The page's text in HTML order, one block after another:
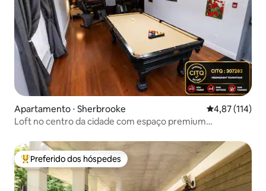
Apartamento ⋅ Sherbrooke 4,87 de uma
4,87 (114)
Loft no centro da cidade com espaço premium
Entre os melhores preferidos dos hóspedes
Preferido dos hóspedes